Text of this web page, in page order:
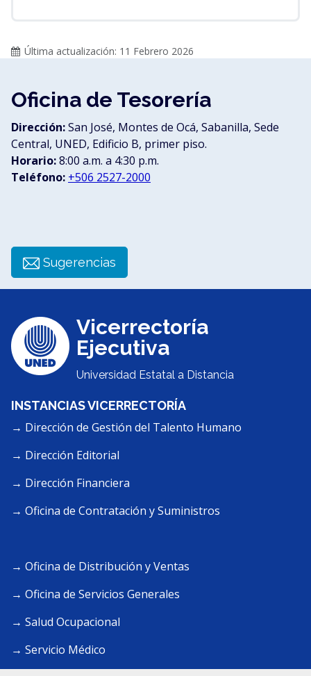
Última actualización: 11 Febrero 2026
Oficina de Tesorería
Dirección:San José, Montes de Ocá, Sabanilla, Sede
Central, UNED, Edificio B, primer piso.
Horario:8:00 a.m. a 4:30 p.m.
Teléfono: +506 2527-2000
Sugerencias
Vicerrectoría
Ejecutiva
Universidad Estatal a Distancia
INSTANCIAS VICERRECTORÍA
→ Dirección de Gestión del Talento Humano
→ Dirección Editorial
→ Dirección Financiera
→ Oficina de Contratación y Suministros
→ Oficina de Distribución y Ventas
→ Oficina de Servicios Generales
→ Salud Ocupacional
→ Servicio Médico